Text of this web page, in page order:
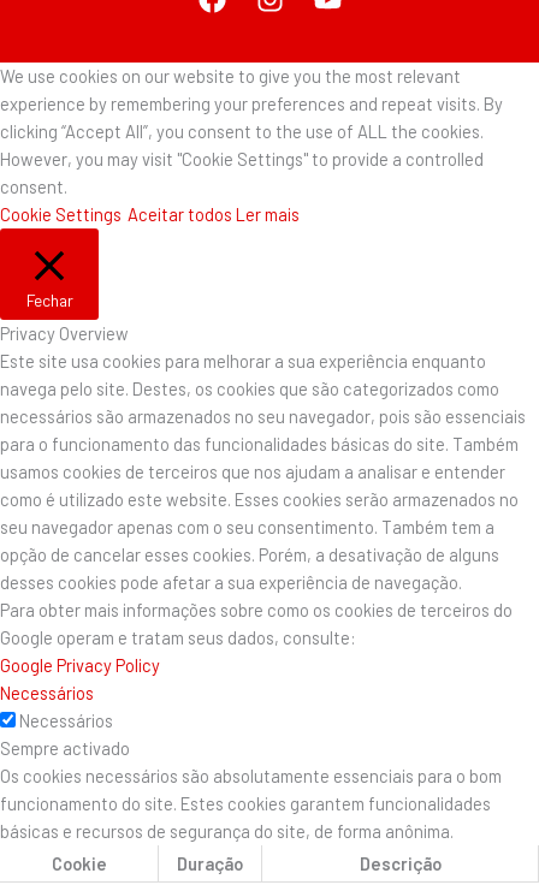
We use cookies on our website to give you the most relevant
experience by remembering your preferences and repeat visits. By
clicking “Accept All”, you consent to the use of ALL the cookies.
However, you may visit "Cookie Settings" to provide a controlled
consent.
Cookie Settings Aceitar todos Ler mais
Fechar
Privacy Overview
Este site usa cookies para melhorar a sua experiência enquanto
navega pelo site. Destes, os cookies que são categorizados como
necessários são armazenados no seu navegador, pois são essenciais
para o funcionamento das funcionalidades básicas do site. Também
usamos cookies de terceiros que nos ajudam a analisar e entender
como é utilizado este website. Esses cookies serão armazenados no
seu navegador apenas com o seu consentimento. Também tem a
opção de cancelar esses cookies. Porém, a desativação de alguns
desses cookies pode afetar a sua experiência de navegação.
Para obter mais informações sobre como os cookies de terceiros do
Google operam e tratam seus dados, consulte:
Google Privacy Policy
Necessários
Necessários
Sempre activado
Os cookies necessários são absolutamente essenciais para o bom
funcionamento do site. Estes cookies garantem funcionalidades
básicas e recursos de segurança do site, de forma anônima.
Cookie
Duração Descrição